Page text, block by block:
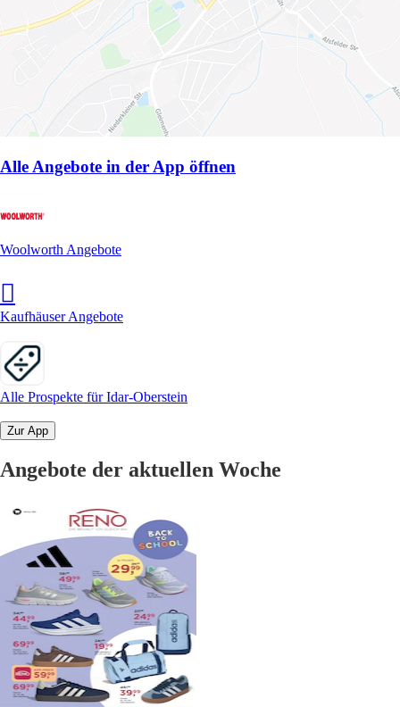
Alle Angebote in der App öffnen
Woolworth Angebote
Kaufhäuser Angebote
Alle Prospekte für Idar-Oberstein
Zur App
Angebote der aktuellen Woche